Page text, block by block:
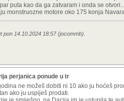
puta kao da ga zatvaram i onda se
monstruozne motore oko 175 konja
pon 14.10.2024 18:57 (jocommb).
perjanica ponude u tr
ne možeš dobiti ni 10 ako ju hoćeš
ako ju uspiješ prodati.